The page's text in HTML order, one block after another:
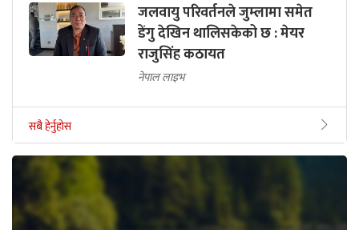
जलवायु परिवर्तनले जुम्लामा समेत
डेंगु देखिन थालिसकेको छ : मेयर
राजुसिंह कठायत
नेपाल लाइभ
सबै हेर्नुहोस